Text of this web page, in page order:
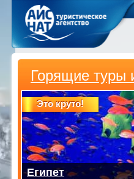
Горящие туры
Это круто!
Египет